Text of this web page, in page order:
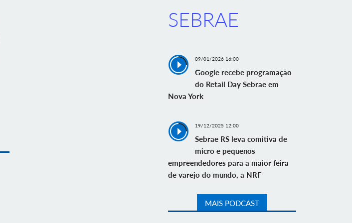
SEBRAE
09/01/2026 16:00
Google recebe programação
do Retail Day Sebrae em
Nova York
19/12/2025 12:00
Sebrae RS leva comitiva de
micro e pequenos
empreendedores para a maior feira
de varejo do mundo, a NRF
MAIS PODCAST